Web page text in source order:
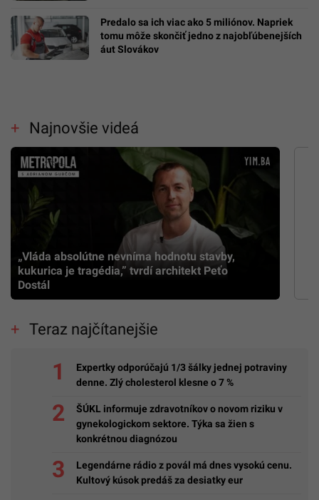
Predalo sa ich viac ako 5 miliónov. Napriek
tomu môže skončiť jedno z najobľúbenejších
áut Slovákov
Najnovšie videá
„Vláda absolútne nevníma hodnotu stavby,
kukurica je tragédia,” tvrdí architekt Peťo
Dostál
Teraz najčítanejšie
Expertky odporúčajú 1/3 šálky jednej potraviny
denne. Zlý cholesterol klesne o 7 %
ŠÚKL informuje zdravotníkov o novom riziku v
gynekologickom sektore. Týka sa žien s
konkrétnou diagnózou
Legendárne rádio z povál má dnes vysokú cenu.
Kultový kúsok predáš za desiatky eur